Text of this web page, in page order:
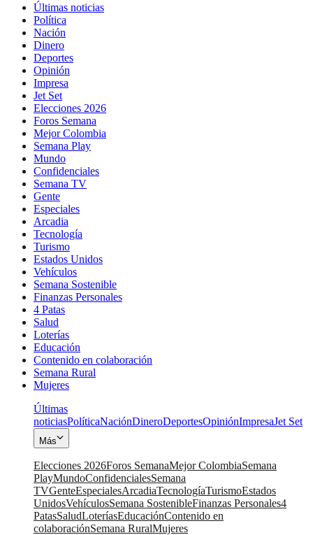
Últimas noticias
Política
Nación
Dinero
Deportes
Opinión
Impresa
Jet Set
Elecciones 2026
Foros Semana
Mejor Colombia
Semana Play
Mundo
Confidenciales
Semana TV
Gente
Especiales
Arcadia
Tecnología
Turismo
Estados Unidos
Vehículos
Semana Sostenible
Finanzas Personales
4 Patas
Salud
Loterías
Educación
Contenido en colaboración
Semana Rural
Mujeres
Últimas
noticiasPolíticaNaciónDineroDeportesOpiniónImpresaJet Set
Más
Elecciones 2026Foros SemanaMejor ColombiaSemana
PlayMundoConfidencialesSemana
TVGenteEspecialesArcadiaTecnologíaTurismoEstados
UnidosVehículosSemana SostenibleFinanzas Personales4
PatasSaludLoteríasEducaciónContenido en
colaboraciónSemana RuralMujeres